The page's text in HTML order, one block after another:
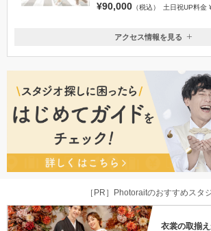
¥90,000 （税込） 土日祝UP料金
三重県三重県四日市市久保田2丁目10-3
「近鉄四日市駅」より徒歩10分 四日市市立病
分 ／無料駐車場有り
050-1871-2207
アクセス情報を見る
［PR］Photoraitのおすすめスタ
衣裳の取揃